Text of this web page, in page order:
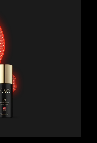
Entrega prevista
Entrega prevista